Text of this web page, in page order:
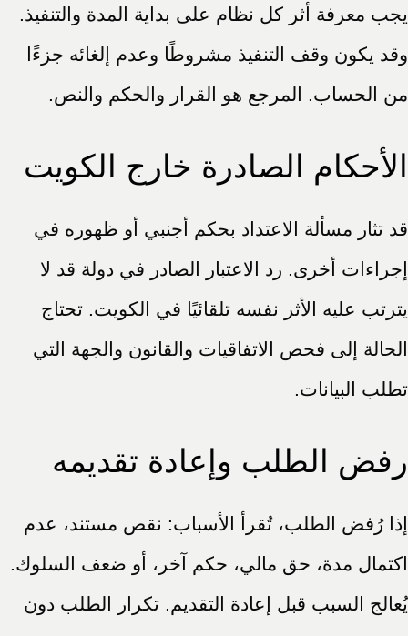
يجب معرفة أثر كل نظام على بداية المدة والتنفيذ.
وقد يكون وقف التنفيذ مشروطًا وعدم إلغائه جزءًا
من الحساب. المرجع هو القرار والحكم والنص.
الأحكام الصادرة خارج الكويت
قد تثار مسألة الاعتداد بحكم أجنبي أو ظهوره في
إجراءات أخرى. رد الاعتبار الصادر في دولة قد لا
يترتب عليه الأثر نفسه تلقائيًا في الكويت. تحتاج
الحالة إلى فحص الاتفاقيات والقانون والجهة التي
تطلب البيانات.
رفض الطلب وإعادة تقديمه
إذا رُفض الطلب، تُقرأ الأسباب: نقص مستند، عدم
اكتمال مدة، حق مالي، حكم آخر، أو ضعف السلوك.
يُعالج السبب قبل إعادة التقديم. تكرار الطلب دون